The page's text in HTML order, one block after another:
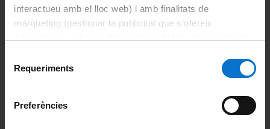
interactueu amb el lloc web) i amb finalitats de
màrqueting (gestionar la publicitat que s’ofereix
consultar laPolítica de galetes del lloc web de la
Requeriments
Preferències
El Departament
Història
Alumni UB